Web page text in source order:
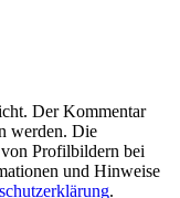
Der Kommentar
werden. Die
Profilbildern bei
und Hinweise
.